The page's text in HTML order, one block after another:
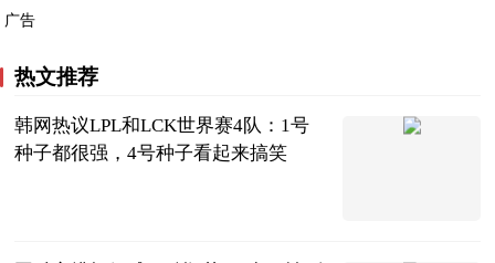
广告
热文推荐
韩网热议LPL和LCK世界赛4队：1号
种子都很强，4号种子看起来搞笑